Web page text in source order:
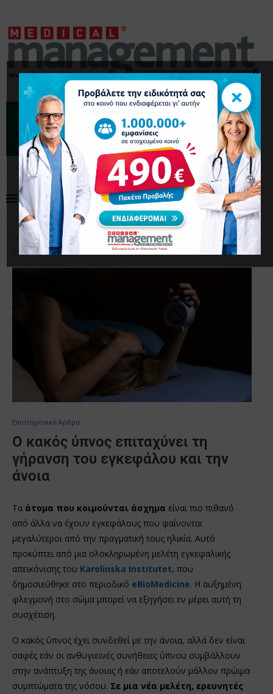
Home Επιστημονικά Άρθρα
Ο κακός ύπνος
επιταχύνει τη γήρανση του εγκεφάλου και την άνοια
Επιστημονικά Άρθρα
Ο κακός ύπνος επιταχύνει τη
γήρανση του εγκεφάλου και την
άνοια
Τα άτομα που κοιμούνται άσχημα είναι πιο πιθανό
από άλλα να έχουν εγκεφάλους που φαίνονται
μεγαλύτεροι από την πραγματική τους ηλικία. Αυτό
προκύπτει από μια ολοκληρωμένη μελέτη εγκεφαλικής
απεικόνισης του Karolinska Institutet, που
δημοσιεύθηκε στο περιοδικό eBioMedicine. Η αυξημένη
φλεγμονή στο σώμα μπορεί να εξηγήσει εν μέρει αυτή τη
συσχέτιση.
Ο κακός ύπνος έχει συνδεθεί με την άνοια, αλλά δεν είναι
σαφές εάν οι ανθυγιεινές συνήθειες ύπνου συμβάλλουν
στην ανάπτυξη της άνοιας ή εάν αποτελούν μάλλον πρώιμα
συμπτώματα της νόσου. Σε μια νέα μελέτη, ερευνητές
×
×